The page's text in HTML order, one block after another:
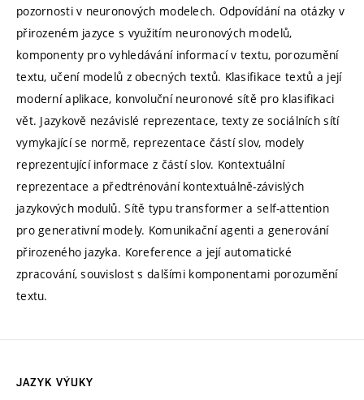
pozornosti v neuronových modelech. Odpovídání na otázky v
přirozeném jazyce s využitím neuronových modelů,
komponenty pro vyhledávání informací v textu, porozumění
textu, učení modelů z obecných textů. Klasifikace textů a její
moderní aplikace, konvoluční neuronové sítě pro klasifikaci
vět. Jazykově nezávislé reprezentace, texty ze sociálních sítí
vymykající se normě, reprezentace částí slov, modely
reprezentující informace z částí slov. Kontextuální
reprezentace a předtrénování kontextuálně-závislých
jazykových modulů. Sítě typu transformer a self-attention
pro generativní modely. Komunikační agenti a generování
přirozeného jazyka. Koreference a její automatické
zpracování, souvislost s dalšími komponentami porozumění
textu.
JAZYK VÝUKY